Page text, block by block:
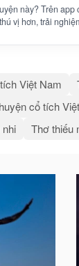
này? Trên
vị hơn, trải
Việt Nam
cổ tích
Thơ thiếu